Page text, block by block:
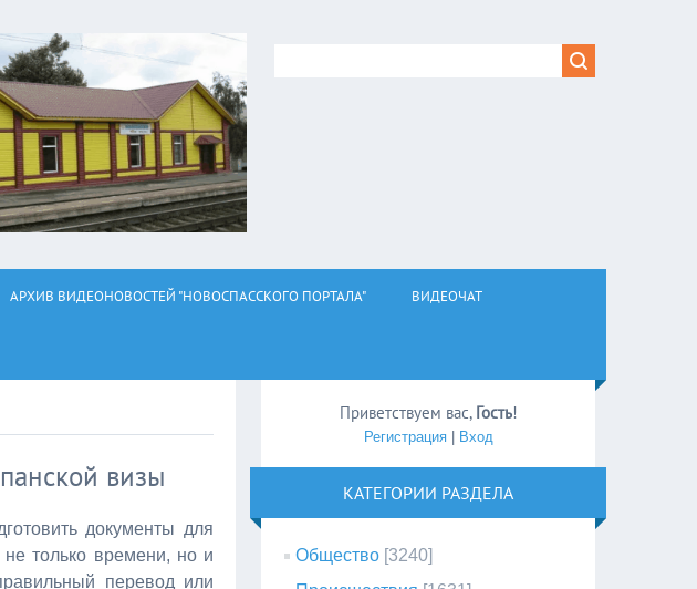
АРХИВ ВИДЕОНОВОСТЕЙ "НОВОСПАССКОГО ПОРТАЛА" ВИДЕОЧАТ
визы
документы для
только времени, но и
перевод или
Приветствуем вас, Гость!
Регистрация| Вход
КАТЕГОРИИ РАЗДЕЛА
Общество [3240]